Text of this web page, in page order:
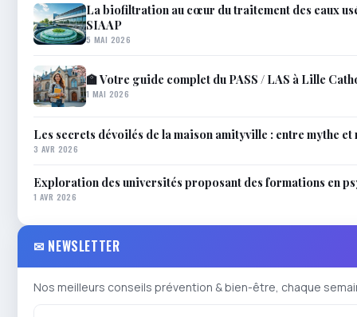
La biofiltration au cœur du traitement des eaux
SIAAP
5 MAI 2026
🏫 Votre guide complet du PASS / LAS à Lille
1 MAI 2026
Les secrets dévoilés de la maison amityville : entre mythe
3 AVR 2026
Exploration des universités proposant des formations en
1 AVR 2026
✉ NEWSLETTER
Nos meilleurs conseils prévention & bien-être, chaque